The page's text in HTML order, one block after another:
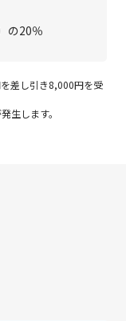
の20％
差し引き8,000円を受
生します。